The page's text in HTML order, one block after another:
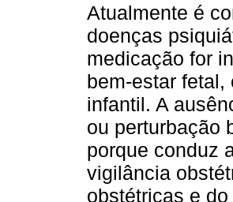
Atualmente é
doenças
medicação for
bem-estar
infantil. A
ou perturbação
porque conduz
vigilância
obstétricas e